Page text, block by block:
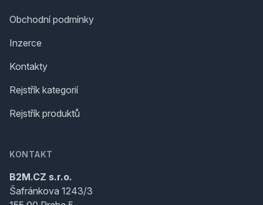
Obchodní podmínky
Inzerce
Kontakty
Rejstřík kategorií
Rejstřík produktů
KONTAKT
B2M.CZ s.r.o.
Šafránkova 1243/3